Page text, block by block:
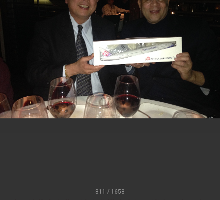
堅定走向世界 賴總統抵達史瓦帝尼王國進行國是
訪問
總統與五院院長新春茶敘 盼化分歧為團結、為
國家邁出合作第一步
總統農曆春節談話
台美貿易協議完成簽署達成6大目標、創5大歷史
性突破 總統強調將以3大面向加速臺灣經濟轉型
升級 籲請立院全力支持並盡速通過
臺美簽署「對等貿易協定」確立對等關稅15%且不
疊加 我輸美2072項產品豁免對等關稅
總統接受「法新社」（AFP）專訪內容
述印太安全局勢，籲深化台印尼半導體供應鏈合
811 / 1658